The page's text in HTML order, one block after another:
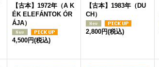
【古本】1972年（A K
ÉK ELEFÁNTOK ÓR
ÁJA）
4,500円(税込)
【古本】1983年（DU
CH）
2,800円(税込)